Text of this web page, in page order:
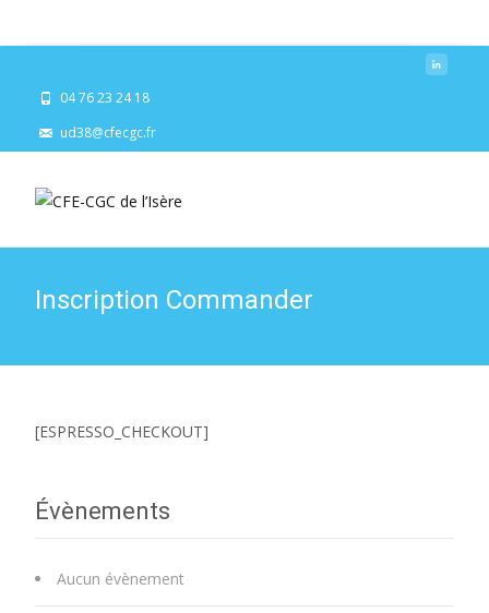
04 76 23 24 18
ud38@cfecgc.fr
Inscription Commander
[ESPRESSO_CHECKOUT]
Évènements
Aucun évènement